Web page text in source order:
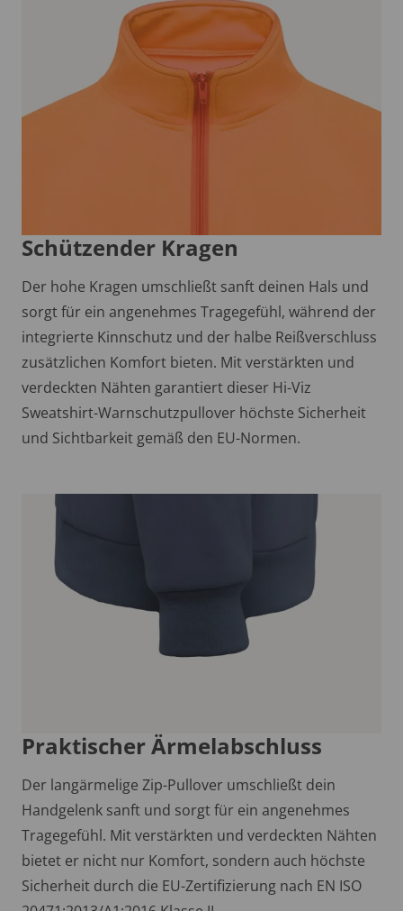
Schützender Kragen
Der hohe Kragen umschließt sanft deinen Hals und
sorgt für ein angenehmes Tragegefühl, während der
integrierte Kinnschutz und der halbe Reißverschluss
zusätzlichen Komfort bieten. Mit verstärkten und
verdeckten Nähten garantiert dieser Hi-Viz
Sweatshirt-Warnschutzpullover höchste Sicherheit
und Sichtbarkeit gemäß den EU-Normen.
Praktischer Ärmelabschluss
Der langärmelige Zip-Pullover umschließt dein
Handgelenk sanft und sorgt für ein angenehmes
Tragegefühl. Mit verstärkten und verdeckten Nähten
bietet er nicht nur Komfort, sondern auch höchste
Sicherheit durch die EU-Zertifizierung nach EN ISO